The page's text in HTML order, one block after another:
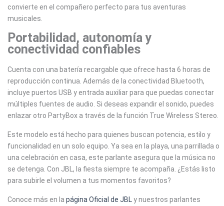
convierte en el compañero perfecto para tus aventuras
musicales.
Portabilidad, autonomía y
conectividad confiables
Cuenta con una batería recargable que ofrece hasta 6 horas de
reproducción continua. Además de la conectividad Bluetooth,
incluye puertos USB y entrada auxiliar para que puedas conectar
múltiples fuentes de audio. Si deseas expandir el sonido, puedes
enlazar otro PartyBox a través de la función True Wireless Stereo.
Este modelo está hecho para quienes buscan potencia, estilo y
funcionalidad en un solo equipo. Ya sea en la playa, una parrillada o
una celebración en casa, este parlante asegura que la música no
se detenga. Con JBL, la fiesta siempre te acompaña. ¿Estás listo
para subirle el volumen a tus momentos favoritos?
Conoce más en la página Oficial de JBL y nuestros parlantes